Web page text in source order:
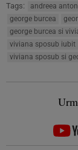
Tags: andreea
george burcea
george burcea si
viviana sposub iubit
viviana sposub si